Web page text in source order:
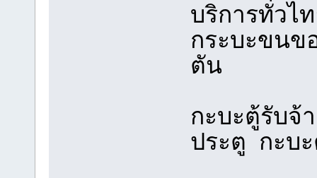
บริการทั่วไ
กระบะขนข
ตัน
กะบะตู้รับจ้
ประตู กะบะ